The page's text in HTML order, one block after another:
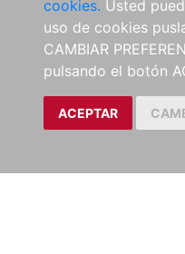
cookies. Usted
uso de cookies
CAMBIAR
pulsando el botón
ACEPTAR